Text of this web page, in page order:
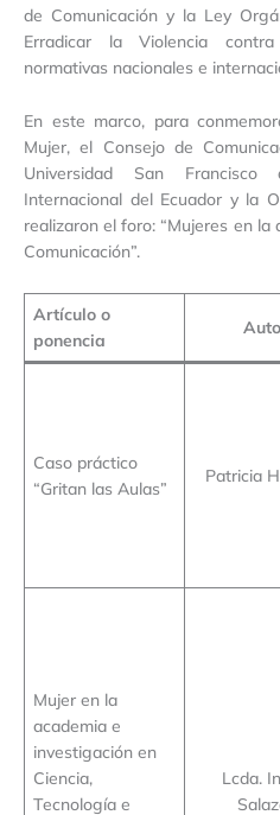
de Comunicación y la Ley
Erradicar la Violencia
normativas nacionales e
En este marco, para
Mujer, el Consejo de
Universidad San
Internacional del Ecuador y la
realizaron el foro: “Mujeres en la
Comunicación”.
Artículo o
ponencia
Caso práctico
“Gritan las Aulas”
Patricia
Mujer en la
academia e
investigación en
Ciencia,
Tecnología e
Lcda.